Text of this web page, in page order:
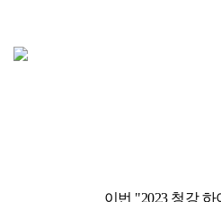
이번 "2023 청강